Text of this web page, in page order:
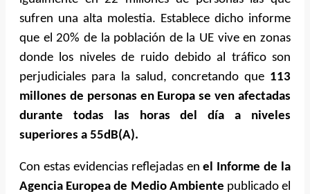
sufren una alta molestia. Establece dicho informe
que el 20% de la población de la UE vive en zonas
donde los niveles de ruido debido al tráfico son
perjudiciales para la salud, concretando que 113
millones de personas en Europa se ven afectadas
durante todas las horas del día a niveles
superiores a 55dB(A).
Con estas evidencias reflejadas en el Informe de la
Agencia Europea de Medio Ambiente publicado el